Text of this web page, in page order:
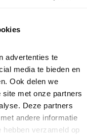
advertenties te
media te bieden en
Ook delen we
met onze partners
Deze partners
andere informatie
hebben verzameld op
acties en tips